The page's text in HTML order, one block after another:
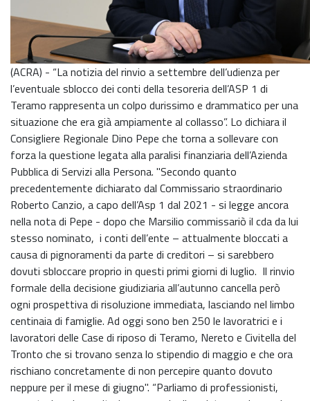
(ACRA) - “La notizia del rinvio a settembre dell’udienza per
l’eventuale sblocco dei conti della tesoreria dell’ASP 1 di
Teramo rappresenta un colpo durissimo e drammatico per una
situazione che era già ampiamente al collasso”. Lo dichiara il
Consigliere Regionale Dino Pepe che torna a sollevare con
forza la questione legata alla paralisi finanziaria dell’Azienda
Pubblica di Servizi alla Persona. "Secondo quanto
precedentemente dichiarato dal Commissario straordinario
Roberto Canzio, a capo dell’Asp 1 dal 2021 - si legge ancora
nella nota di Pepe - dopo che Marsilio commissariò il cda da lui
stesso nominato, i conti dell’ente – attualmente bloccati a
causa di pignoramenti da parte di creditori – si sarebbero
dovuti sbloccare proprio in questi primi giorni di luglio. Il rinvio
formale della decisione giudiziaria all’autunno cancella però
ogni prospettiva di risoluzione immediata, lasciando nel limbo
centinaia di famiglie. Ad oggi sono ben 250 le lavoratrici e i
lavoratori delle Case di riposo di Teramo, Nereto e Civitella del
Tronto che si trovano senza lo stipendio di maggio e che ora
rischiano concretamente di non percepire quanto dovuto
neppure per il mese di giugno". “Parliamo di professionisti,